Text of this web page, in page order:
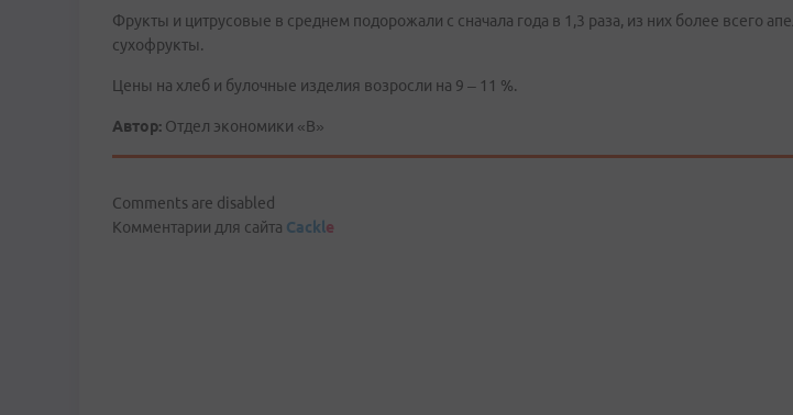
Фрукты и цитрусовые в среднем подорожали с сначала года в 1,3 раза, из них более всего
сухофрукты.
Цены на хлеб и булочные изделия возросли на 9 – 11 %.
Автор: Отдел экономики «В»
Comments are disabled
Комментарии для сайта Cackle